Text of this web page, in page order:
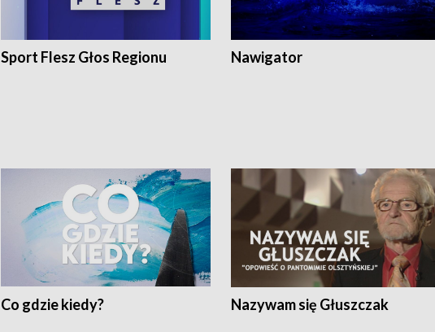
Sport Flesz Głos Regionu Nawigator
Co gdzie kiedy? Nazywam się Głuszczak